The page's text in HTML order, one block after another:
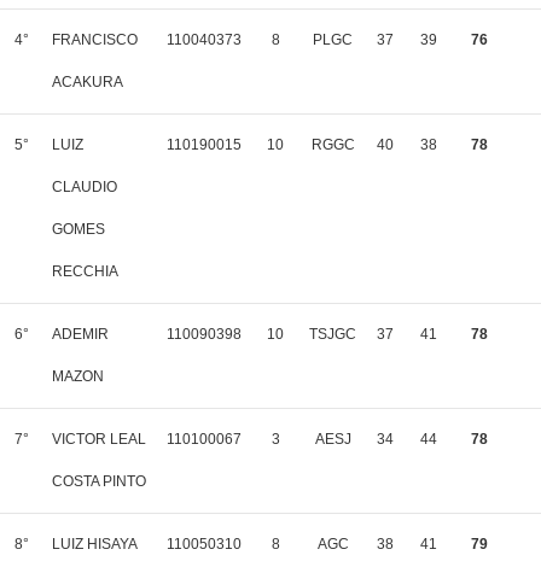
4° FRANCISCO
ACAKURA
110040373 8 PLGC 37 39 76
5° LUIZ
CLAUDIO
GOMES
RECCHIA
110190015 10 RGGC 40 38 78
6° ADEMIR
MAZON
110090398 10 TSJGC 37 41 78
7° VICTOR LEAL
COSTA PINTO
110100067 3 AESJ 34 44 78
8° LUIZ HISAYA 110050310 8 AGC 38 41 79